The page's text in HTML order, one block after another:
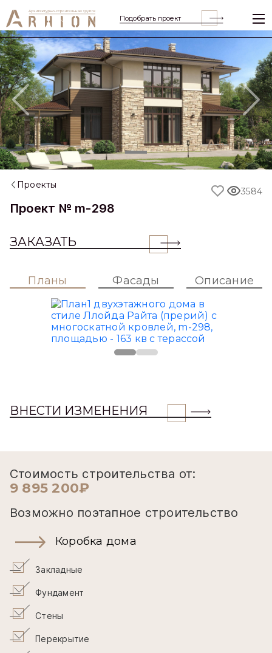
Подобрать проект
Previous
Проекты
Проект № m-298
ЗАКАЗАТЬ
3584
Планы Фасады Описание
ВНЕСТИ ИЗМЕНЕНИЯ
Стоимость строительства от:
9 895 200₽
Возможно поэтапное строительство
Коробка дома
Закладные
Фундамент
Стены
Перекрытие